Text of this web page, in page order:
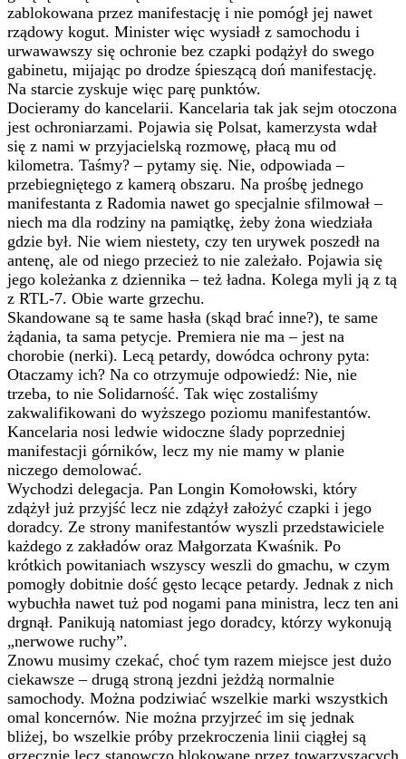
zablokowana przez manifestację i nie pomógł jej nawet
rządowy kogut. Minister więc wysiadł z samochodu i
urwawawszy się ochronie bez czapki podążył do swego
gabinetu, mijając po drodze śpieszącą doń manifestację.
Na starcie zyskuje więc parę punktów.
Docieramy do kancelarii. Kancelaria tak jak sejm otoczona
jest ochroniarzami. Pojawia się Polsat, kamerzysta wdał
się z nami w przyjacielską rozmowę, płacą mu od
kilometra. Taśmy? – pytamy się. Nie, odpowiada –
przebiegniętego z kamerą obszaru. Na prośbę jednego
manifestanta z Radomia nawet go specjalnie sfilmował –
niech ma dla rodziny na pamiątkę, żeby żona wiedziała
gdzie był. Nie wiem niestety, czy ten urywek poszedł na
antenę, ale od niego przecież to nie zależało. Pojawia się
jego koleżanka z dziennika – też ładna. Kolega myli ją z tą
z RTL-7. Obie warte grzechu.
Skandowane są te same hasła (skąd brać inne?), te same
żądania, ta sama petycje. Premiera nie ma – jest na
chorobie (nerki). Lecą petardy, dowódca ochrony pyta:
Otaczamy ich? Na co otrzymuje odpowiedź: Nie, nie
trzeba, to nie Solidarność. Tak więc zostaliśmy
zakwalifikowani do wyższego poziomu manifestantów.
Kancelaria nosi ledwie widoczne ślady poprzedniej
manifestacji górników, lecz my nie mamy w planie
niczego demolować.
Wychodzi delegacja. Pan Longin Komołowski, który
zdążył już przyjść lecz nie zdążył założyć czapki i jego
doradcy. Ze strony manifestantów wyszli przedstawiciele
każdego z zakładów oraz Małgorzata Kwaśnik. Po
krótkich powitaniach wszyscy weszli do gmachu, w czym
pomogły dobitnie dość gęsto lecące petardy. Jednak z nich
wybuchła nawet tuż pod nogami pana ministra, lecz ten ani
drgnął. Panikują natomiast jego doradcy, którzy wykonują
„nerwowe ruchy”.
Znowu musimy czekać, choć tym razem miejsce jest dużo
ciekawsze – drugą stroną jezdni jeżdżą normalnie
samochody. Można podziwiać wszelkie marki wszystkich
omal koncernów. Nie można przyjrzeć im się jednak
bliżej, bo wszelkie próby przekroczenia linii ciągłej są
grzecznie lecz stanowczo blokowane przez towarzyszących